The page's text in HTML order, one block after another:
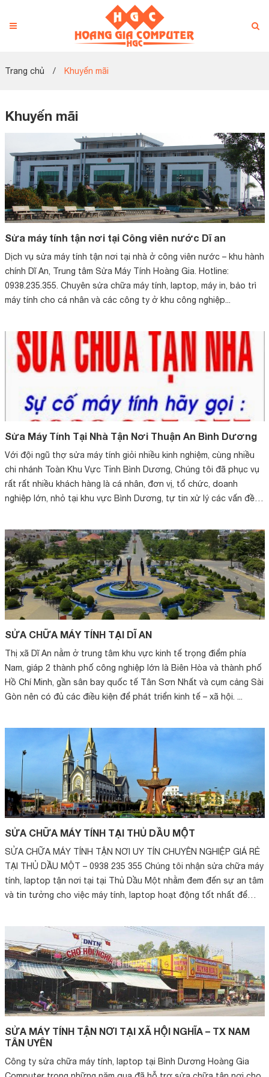
Trang chủ / Khuyến mãi
Khuyến mãi
Sửa máy tính tận nơi tại Công viên nước Dĩ an
Dịch vụ sửa máy tính tận nơi tại nhà ở công viên nước – khu hành
chính Dĩ An, Trung tâm Sửa Máy Tính Hoàng Gia. Hotline:
0938.235.355. Chuyên sửa chữa máy tính, laptop, máy in, bảo trì
máy tính cho cá nhân và các công ty ở khu công nghiệp...
Sửa Máy Tính Tại Nhà Tận Nơi Thuận An Bình Dương
Với đội ngũ thợ sửa máy tính giỏi nhiều kinh nghiệm, cùng nhiều
chi nhánh Toàn Khu Vực Tỉnh Bình Dương, Chúng tôi đã phục vụ
rất rất nhiều khách hàng là cá nhân, đơn vị, tổ chức, doanh
nghiệp lớn, nhỏ tại khu vực Bình Dương, tự tin xử lý các vấn đề
SỬA CHỮA MÁY TÍNH TẠI DĨ AN
Thị xã Dĩ An nằm ở trung tâm khu vực kinh tế trọng điểm phía
Nam, giáp 2 thành phố công nghiệp lớn là Biên Hòa và thành phố
Hồ Chí Minh, gần sân bay quốc tế Tân Sơn Nhất và cụm cảng Sài
Gòn nên có đủ các điều kiện để phát triển kinh tế – xã hội. ...
SỬA CHỮA MÁY TÍNH TẠI THỦ DẦU MỘT
SỬA CHỮA MÁY TÍNH TẬN NƠI UY TÍN CHUYÊN NGHIỆP GIÁ RẺ
TẠI THỦ DẦU MỘT – 0938 235 355 Chúng tôi nhận sửa chữa máy
tính, laptop tận nơi tại tại Thủ Dầu Một nhằm đem đến sự an tâm
và tin tưởng cho việc máy tính, laptop hoạt động tốt nhất để
SỬA MÁY TÍNH TẬN NƠI TẠI XÃ HỘI NGHĨA – TX NAM
TÂN UYÊN
Công ty sửa chữa máy tính, laptop tại Bình Dương Hoàng Gia